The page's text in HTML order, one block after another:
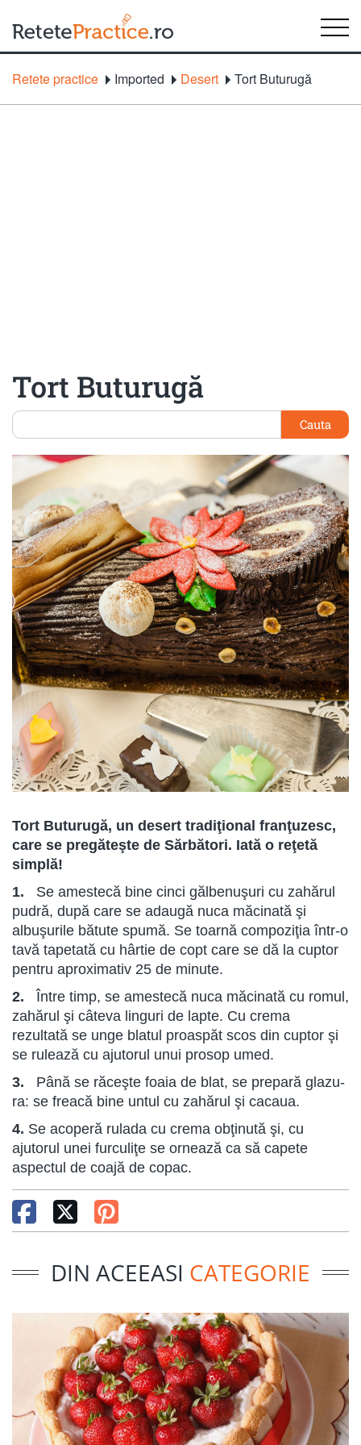
Retete practice Imported Desert Tort Buturugă
Tort Buturugă
Cauta
Tort Buturugă, un desert tradiţional franţuzesc,
care se pregăteşte de Sărbători. Iată o reţetă
simplă!
1. Se amestecă bine cinci gălbenuşuri cu zahărul
pudră, după care se adaugă nuca măcinată şi
albuşurile bătute spumă. Se toarnă compoziţia într-o
tavă tapetată cu hârtie de copt care se dă la cuptor
pentru aproximativ 25 de minute.
2. Între timp, se amestecă nuca măcinată cu ro­mul,
zahărul şi câteva linguri de lapte. Cu crema
rezultată se unge blatul proaspăt scos din cuptor şi
se rulează cu ajutorul unui prosop umed.
3. Până se răceşte foaia de blat, se prepară glazu­
ra: se freacă bine untul cu zahărul şi cacaua.
4. Se acoperă rulada cu crema obţinută şi, cu
ajutorul unei furculiţe se ornează ca să capete
aspectul de coajă de copac.
DIN ACEEASI CATEGORIE